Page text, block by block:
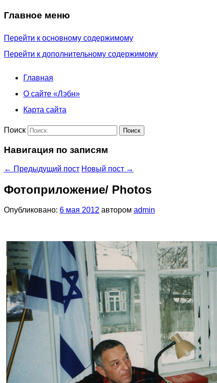
Главное меню
Перейти к основному содержимому
Перейти к дополнительному содержимому
Главная
О сайте «Лэбн»
Карта сайта
Поиск
Навигация по записям
← Предыдущий пост Новый пост →
Фотоприложение/ Photos
Опубликовано: 6 мая 2012 автором admin